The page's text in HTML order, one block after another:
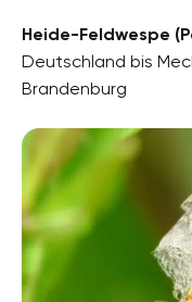
Heide-Feldwespe
Deutschland bis
Brandenburg